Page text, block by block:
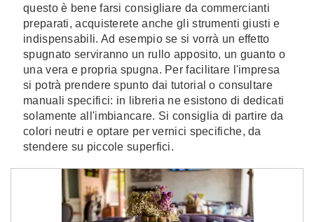
questo è bene farsi consigliare da commercianti
preparati, acquisterete anche gli strumenti giusti e
indispensabili. Ad esempio se si vorrà un effetto
spugnato serviranno un rullo apposito, un guanto o
una vera e propria spugna. Per facilitare l'impresa
si potrà prendere spunto dai tutorial o consultare
manuali specifici: in libreria ne esistono di dedicati
solamente all'imbiancare. Si consiglia di partire da
colori neutri e optare per vernici specifiche, da
stendere su piccole superfici.